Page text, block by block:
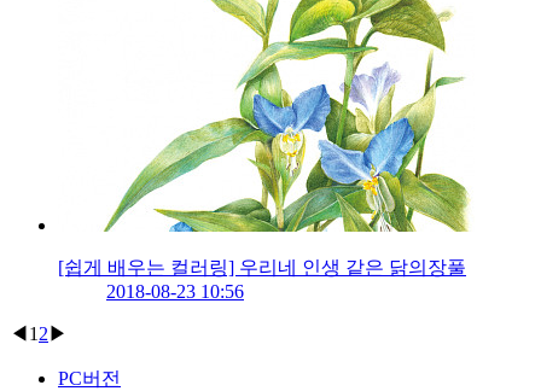
[쉽게 배우는 컬러링] 우리네 인생 같은 닭의장풀
2018-08-23 10:56
◀ 1 2 ▶
PC버전